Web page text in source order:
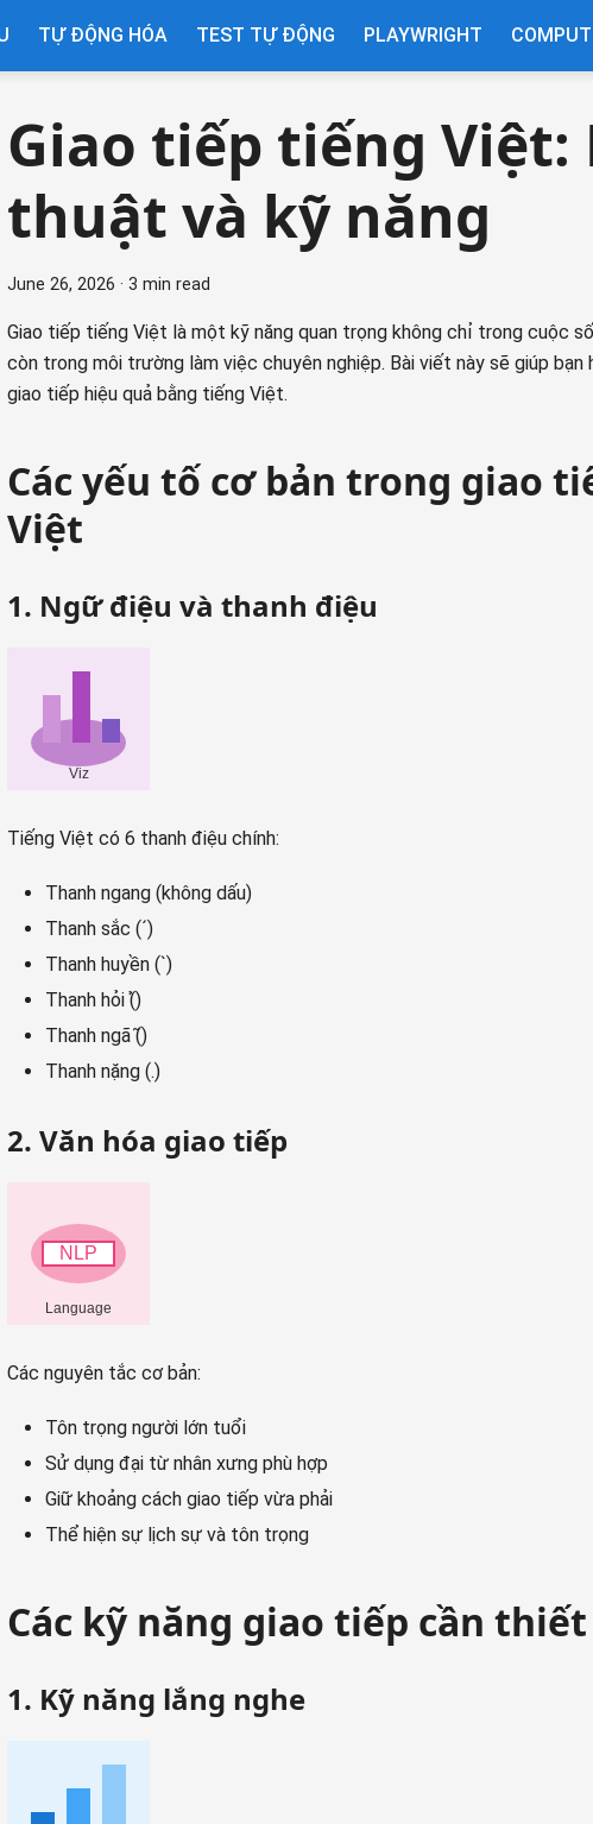
TỰ ĐỘNG HÓA TEST TỰ ĐỘNG PLAYWRIGHT
Giao tiếp tiếng Việt:
thuật và kỹ năng
June 26, 2026 · 3 min read
Giao tiếp tiếng Việt là một kỹ năng quan trọng không chỉ trong cuộc
còn trong môi trường làm việc chuyên nghiệp. Bài viết này sẽ giúp bạn
giao tiếp hiệu quả bằng tiếng Việt.
Các yếu tố cơ bản trong giao
Việt
1. Ngữ điệu và thanh điệu
Tiếng Việt có 6 thanh điệu chính:
Thanh ngang (không dấu)
Thanh sắc (´)
Thanh huyền (`)
Thanh hỏi (̉)
Thanh ngã (̃)
Thanh nặng (.)
2. Văn hóa giao tiếp
Các nguyên tắc cơ bản:
Tôn trọng người lớn tuổi
Sử dụng đại từ nhân xưng phù hợp
Giữ khoảng cách giao tiếp vừa phải
Thể hiện sự lịch sự và tôn trọng
Các kỹ năng giao tiếp cần thiết
1. Kỹ năng lắng nghe